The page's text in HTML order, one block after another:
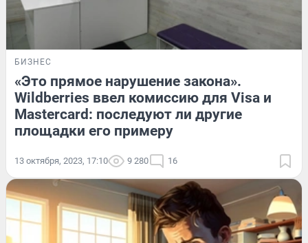
БИЗНЕС
«Это прямое нарушение закона».
Wildberries ввел комиссию для Visa и
Mastercard: последуют ли другие
площадки его примеру
13 октября, 2023, 17:10 9 280 16